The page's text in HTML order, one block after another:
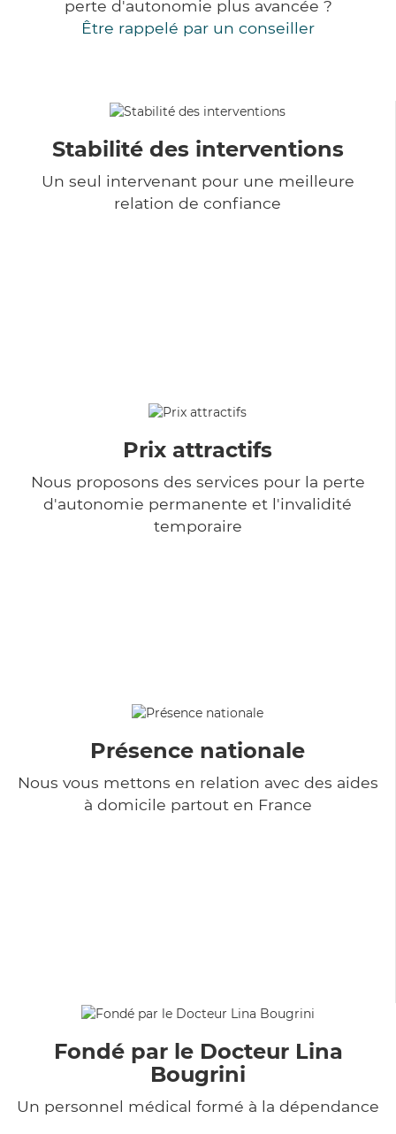
perte d'autonomie plus avancée ?
Être rappelé par un conseiller
Stabilité des interventions
Un seul intervenant pour une meilleure
relation de confiance
Prix attractifs
Nous proposons des services pour la perte
d'autonomie permanente et l'invalidité
temporaire
Présence nationale
Nous vous mettons en relation avec des aides
à domicile partout en France
Fondé par le Docteur Lina
Bougrini
Un personnel médical formé à la dépendance